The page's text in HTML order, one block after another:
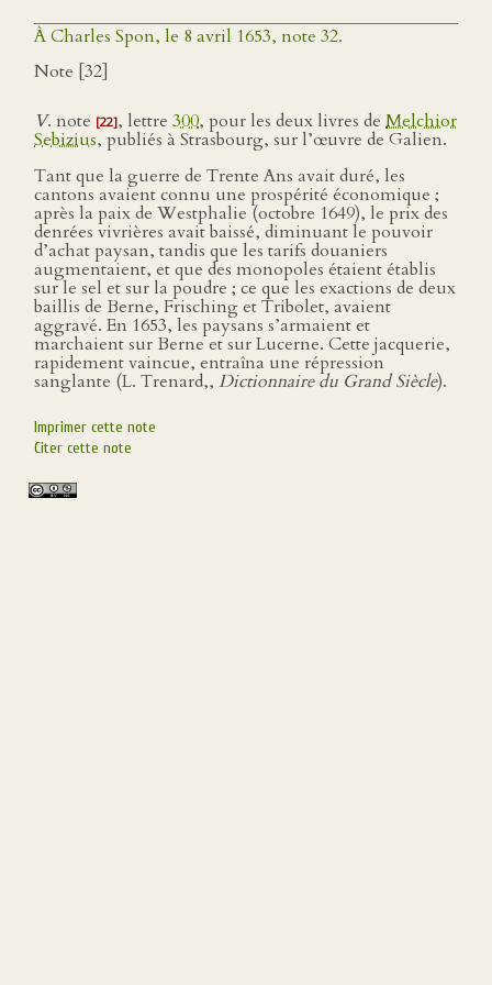
À Charles Spon, le 8 avril 1653, note 32.
Note [32]
V. note [22], lettre 300, pour les deux livres de Melchior
Sebizius, publiés à Strasbourg, sur l’œuvre de Galien.
Tant que la guerre de Trente Ans avait duré, les
cantons avaient connu une prospérité économique ;
après la paix de Westphalie (octobre 1649), le prix des
denrées vivrières avait baissé, diminuant le pouvoir
d’achat paysan, tandis que les tarifs douaniers
augmentaient, et que des monopoles étaient établis
sur le sel et sur la poudre ; ce que les exactions de deux
baillis de Berne, Frisching et Tribolet, avaient
aggravé. En 1653, les paysans s’armaient et
marchaient sur Berne et sur Lucerne. Cette jacquerie,
rapidement vaincue, entraîna une répression
sanglante (L. Trenard,, Dictionnaire du Grand Siècle).
Imprimer cette note
Citer cette note